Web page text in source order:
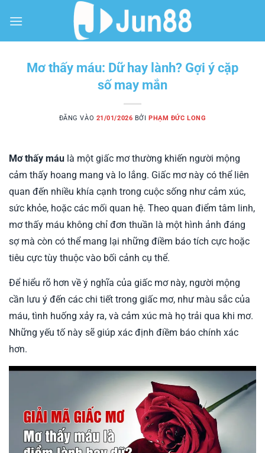
qua
Mơ thấy máu: Dữ hay lành? Gợi ý cặp
số may mắn
ĐĂNG VÀO 21/01/2026 BỞIPHẠM ĐỨC LONG
Mơ thấy máu là một giấc mơ thường khiến người mộng
cảm thấy hoang mang và lo lắng. Giấc mơ này có thể liên
quan đến nhiều khía cạnh trong cuộc sống như cảm xúc,
sức khỏe, hoặc các mối quan hệ. Theo quan điểm tâm linh,
mơ thấy máu không chỉ đơn thuần là một hình ảnh đáng
sợ mà còn có thể mang lại những điềm báo tích cực hoặc
tiêu cực tùy thuộc vào bối cảnh cụ thể.
Để hiểu rõ hơn về ý nghĩa của giấc mơ này, người mộng
cần lưu ý đến các chi tiết trong giấc mơ, như màu sắc của
máu, tình huống xảy ra, và cảm xúc mà họ trải qua khi mơ.
Những yếu tố này sẽ giúp xác định điềm báo chính xác
hơn.